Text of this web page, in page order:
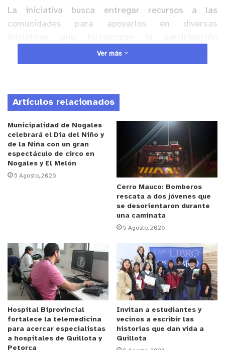
La iniciativa busca entregar recursos a las
comunidades para apoyarlos en diversas
ciudadana y contribuyan al bienestar de sus
barrios. En ese sentido,
Marisol Fuentealba,
Viña del Mar explicó que desarrollarán un taller de
Gestión y liderazgo
señalando que “nosotros
postulamos con un proyecto que va en beneficio de
la junta de vecinos y organizaciones sociales de la
población René Schneider y que busca
básicamente enseñar
a una buena convivencia y
gestión de proyectos para las personas de este
Por su parte, Hilda Morales de la junta de vecinos
Bernardo Leyton de Villa Alemana, ejecutarán un
proyecto de alfabetización digital para adultos
mayores explicando que
“veíamos que los adultos
mayores de nuestra comunidad estaban con serios
problemas de integrarse a la nuevas tecnologías,
entonces quisimos hacer esto y por fin a la
tercera
vez salió. Así que estamos felices por
ellos que van a poder conocer e integrarse a esta
Ver más
Artículos relacionados
Municipalidad de Nogales
celebrará el Día del Niño y
de la Niña con un gran
espectáculo de circo en
Nogales y El Melón
5 Agosto, 2026
Cerro Mauco: Bomberos
rescata a dos jóvenes que
se desorientaron durante
una caminata
5 Agosto, 2026
Hospital Biprovincial
fortalece la telemedicina
para acercar especialistas
a hospitales de Quillota y
Petorca
Invitan a estudiantes y
vecinos a escribir las
historias que dan vida a
Quillota